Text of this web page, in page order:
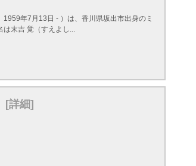
年7月13日 - ）は、香川県坂出市出身のミ
は末吉 覚（すえよし...
[詳細]